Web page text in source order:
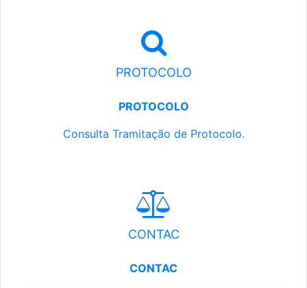
PROTOCOLO
PROTOCOLO
Consulta Tramitação de Protocolo.
CONTAC
CONTAC